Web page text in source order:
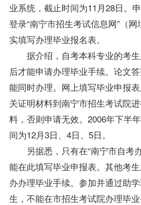
业系统，截止时间为11月28日。
登录“南宁市招生考试信息网”（网
实填写办理毕业报名表。
据介绍，自考本科专业的考
后才能申请办理毕业手续。论文
能同时办理。网上填写毕业申报
关证明材料到南宁市招生考试院
料，否则申请无效。2006年下半
间为12月3日、4日、5日。
另据悉，只有在“南宁市自考
能在此填写毕业申报表。其他考
办办理毕业手续。参加并通过助
生，不能在市招生考试院办理毕